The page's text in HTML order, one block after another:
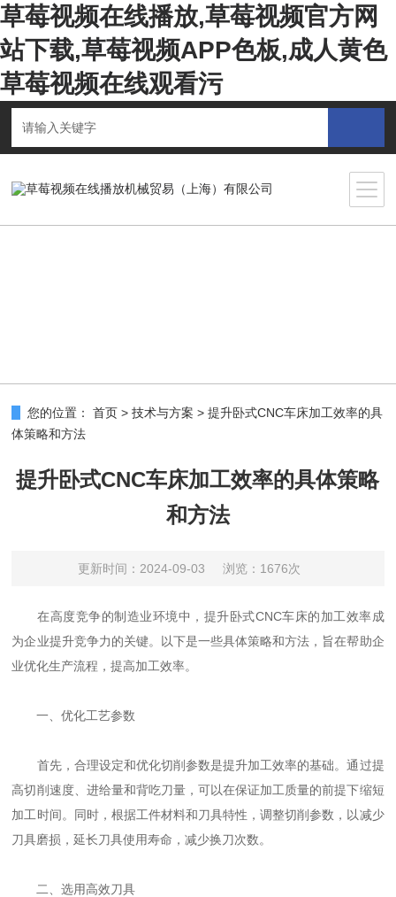
草莓视频在线播放,草莓视频官方网
站下载,草莓视频APP色板,成人黄色
草莓视频在线观看污
您的位置： 首页 >技术与方案 >提升卧式CNC车床加工效率的具
体策略和方法
提升卧式CNC车床加工效率的具体策略
和方法
更新时间：2024-09-03 浏览：1676次
在高度竞争的制造业环境中，提升卧式CNC车床的加工效率成
为企业提升竞争力的关键。以下是一些具体策略和方法，旨在帮助企
业优化生产流程，提高加工效率。
一、优化工艺参数
首先，合理设定和优化切削参数是提升加工效率的基础。通过提
高切削速度、进给量和背吃刀量，可以在保证加工质量的前提下缩短
加工时间。同时，根据工件材料和刀具特性，调整切削参数，以减少
刀具磨损，延长刀具使用寿命，减少换刀次数。
二、选用高效刀具